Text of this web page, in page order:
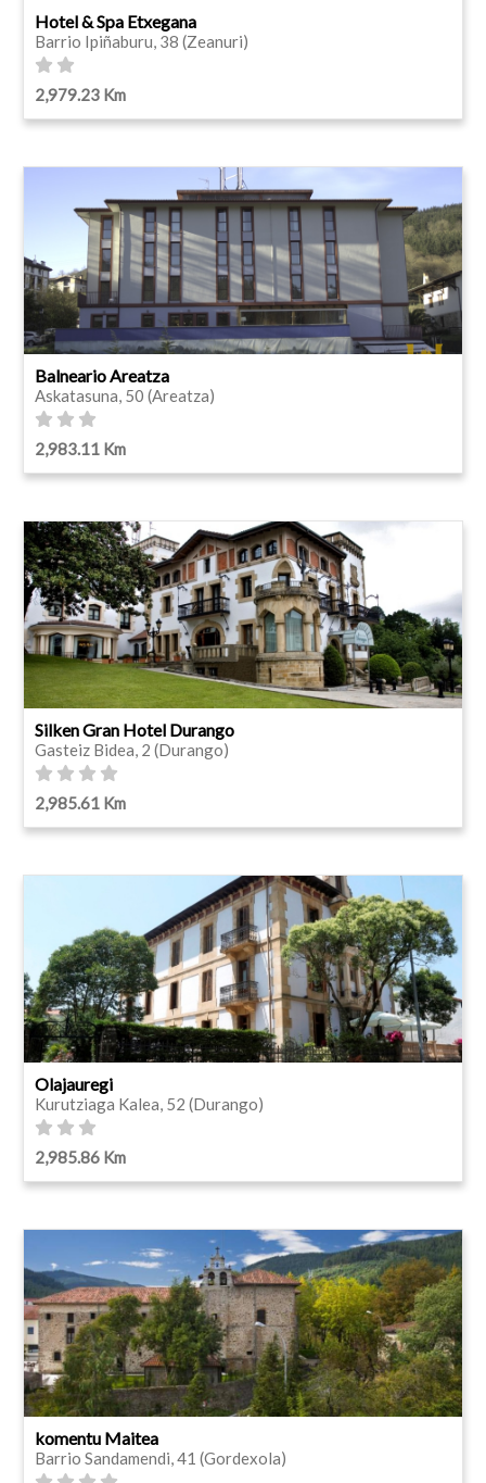
Hotel & Spa Etxegana
Barrio Ipiñaburu, 38 (Zeanuri)
2,979.23 Km
Balneario Areatza
Askatasuna, 50 (Areatza)
2,983.11 Km
Silken Gran Hotel Durango
Gasteiz Bidea, 2 (Durango)
2,985.61 Km
Olajauregi
Kurutziaga Kalea, 52 (Durango)
2,985.86 Km
komentu Maitea
Barrio Sandamendi, 41 (Gordexola)